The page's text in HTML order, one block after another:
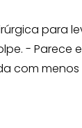
-
com